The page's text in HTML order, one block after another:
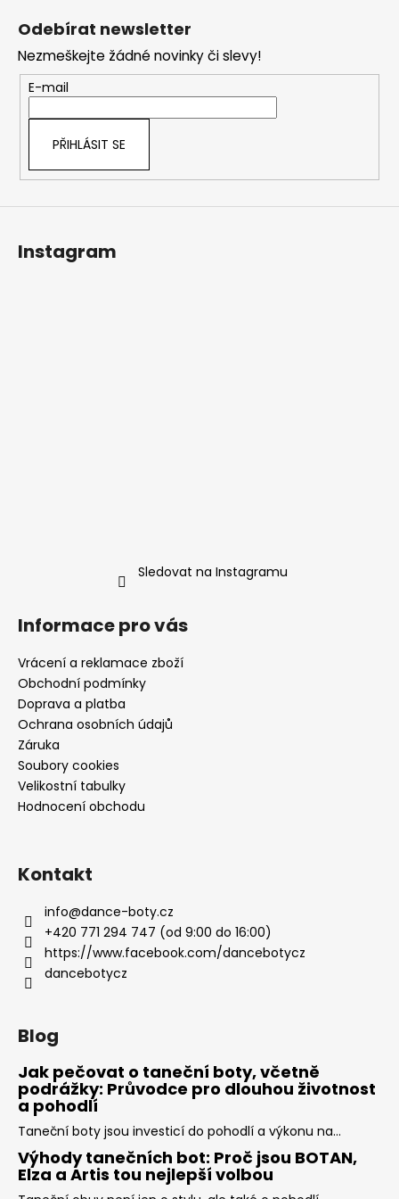
Odebírat newsletter
Nezmeškejte žádné novinky či slevy!
E-mail
PŘIHLÁSIT SE
Instagram
Sledovat na Instagramu
Informace pro vás
Vrácení a reklamace zboží
Obchodní podmínky
Doprava a platba
Ochrana osobních údajů
Záruka
Soubory cookies
Velikostní tabulky
Hodnocení obchodu
Kontakt
info@dance-boty.cz
+420 771 294 747 (od 9:00 do 16:00)
https://www.facebook.com/dancebotycz
dancebotycz
Blog
Jak pečovat o taneční boty, včetně
podrážky: Průvodce pro dlouhou životnost
a pohodlí
Taneční boty jsou investicí do pohodlí a výkonu na...
Výhody tanečních bot: Proč jsou BOTAN,
Elza a Artis tou nejlepší volbou